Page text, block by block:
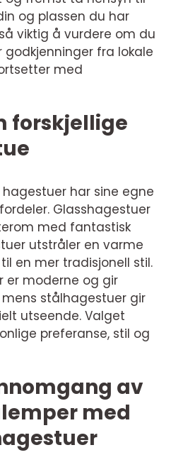
og plassen du har
viktig å vurdere om du
fra lokale
med
forskjellige
har sine egne
Glasshagestuer
med fantastisk
utstråler en varme
en mer tradisjonell stil.
er moderne og gir
stålhagestuer gir
utseende. Valget
preferanse, stil og
av
med